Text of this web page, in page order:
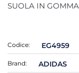
SUOLA IN GOMMA
Codice: EG4959
Brand: ADIDAS